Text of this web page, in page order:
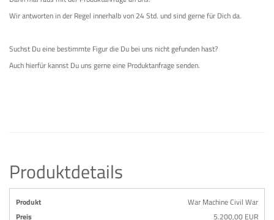
Wir antworten in der Regel innerhalb von 24 Std. und sind gerne für Dich da.
Suchst Du eine bestimmte Figur die Du bei uns nicht gefunden hast?
Auch hierfür kannst Du uns gerne eine Produktanfrage senden.
Produktdetails
Produkt
War Machine Civil War
Preis
5.200,00 EUR